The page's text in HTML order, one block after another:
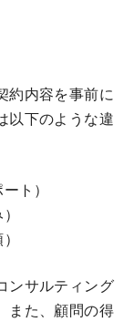
約内容を事前に
以下のような違
ト）
ンサルティング
また、顧問の得